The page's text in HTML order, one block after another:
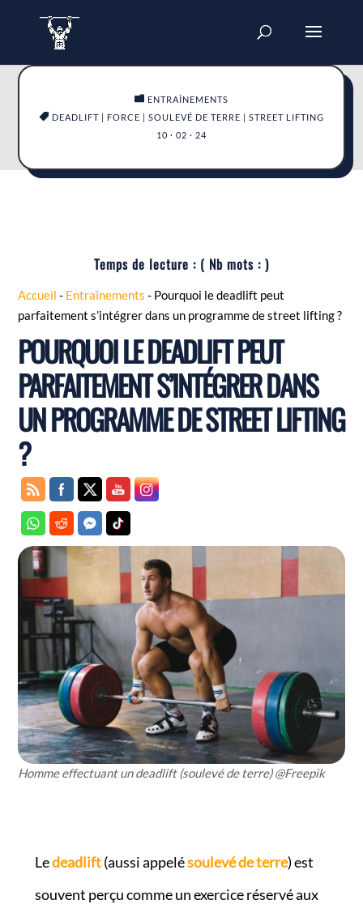
 ENTRAÎNEMENTS
 DEADLIFT | FORCE | SOULEVÉ DE TERRE | STREET LIFTING
10 · 02 · 24
Temps de lecture : ( Nb mots : )
Accueil - Entraînements - Pourquoi le deadlift peut
parfaitement s’intégrer dans un programme de street lifting ?
POURQUOI LE DEADLIFT PEUT
PARFAITEMENT S’INTÉGRER DANS
UN PROGRAMME DE STREET LIFTING
?
Homme effectuant un deadlift (soulevé de terre) @Freepik
Ledeadlift(aussi appelésoulevé de terre) est
souvent perçu comme un exercice réservé aux